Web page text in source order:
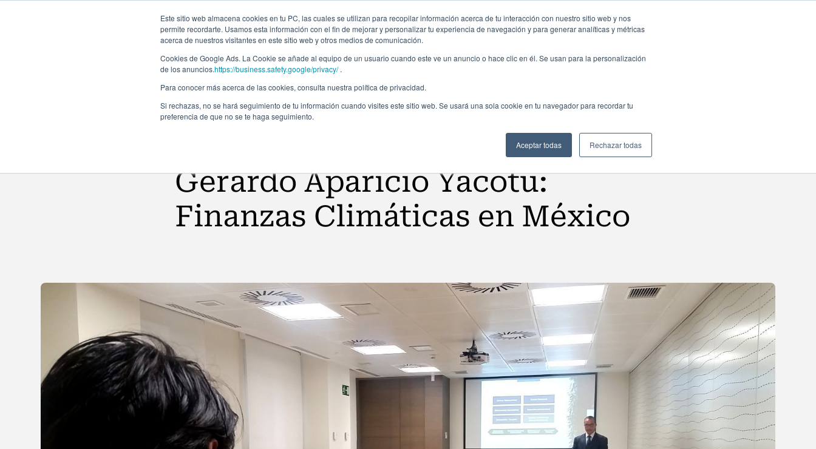
Este sitio web almacena cookies en tu PC, las cuales se utilizan para recopilar información acerca de tu interacción con nuestro sitio web y nos
permite recordarte. Usamos esta información con el fin de mejorar y personalizar tu experiencia de navegación y para generar analíticas y métricas
acerca de nuestros visitantes en este sitio web y otros medios de comunicación.
Cookies de Google Ads. La Cookie se añade al equipo de un usuario cuando este ve un anuncio o hace clic en él. Se usan para la personalización
de los anuncios.https://business.safety.google/privacy/.
Para conocer más acerca de las cookies, consulta nuestra política de privacidad.
Si rechazas, no se hará seguimiento de tu información cuando visites este sitio web. Se usará una sola cookie en tu navegador para recordar tu
preferencia de que no se te haga seguimiento.
Aceptar todas Rechazar todas
Gerardo Aparicio Yacotu:
Finanzas Climáticas en México